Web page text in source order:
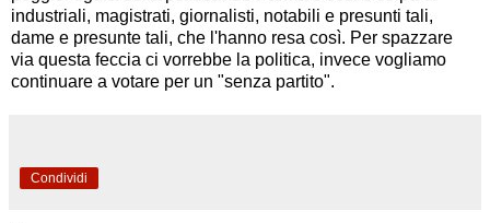
industriali, magistrati, giornalisti, notabili e presunti tali,
dame e presunte tali, che l'hanno resa così. Per spazzare
via questa feccia ci vorrebbe la politica, invece vogliamo
continuare a votare per un "senza partito".
Condividi